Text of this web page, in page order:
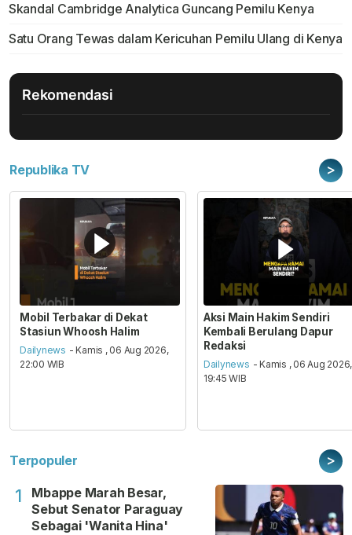
Skandal Cambridge Analytica Guncang Pemilu Kenya
Satu Orang Tewas dalam Kericuhan Pemilu Ulang di Kenya
Rekomendasi
Republika TV >
Mobil Terbakar di Dekat
Stasiun Whoosh Halim
Dailynews - Kamis , 06 Aug 2026,
22:00 WIB
Aksi Main Hakim Sendiri
Kembali Berulang Dapur
Redaksi
Dailynews - Kamis , 06 Aug 2026,
19:45 WIB
Terpopuler >
1
Mbappe Marah Besar,
Sebut Senator Paraguay
Sebagai 'Wanita Hina'